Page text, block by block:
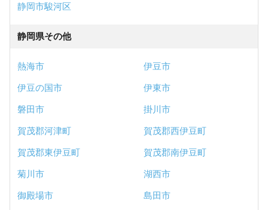
静岡市駿河区
静岡県その他
熱海市
伊豆市
伊豆の国市
伊東市
磐田市
掛川市
賀茂郡河津町
賀茂郡西伊豆町
賀茂郡東伊豆町
賀茂郡南伊豆町
菊川市
湖西市
御殿場市
島田市